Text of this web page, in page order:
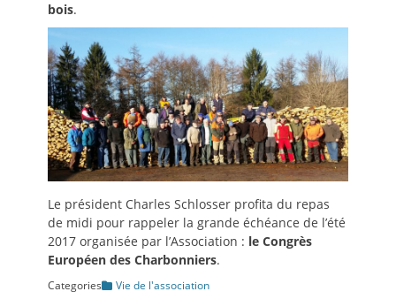
bois.
Le président Charles Schlosser profita du repas
de midi pour rappeler la grande échéance de l’été
2017 organisée par l’Association : le Congrès
Européen des Charbonniers.
Categories Vie de l'association